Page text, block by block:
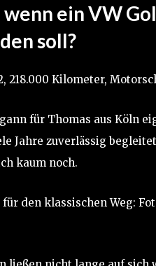
wenn ein VW
soll?
218.000 Kilometer,
für Thomas aus Köln
Jahre zuverlässig
kaum noch.
den klassischen Weg: